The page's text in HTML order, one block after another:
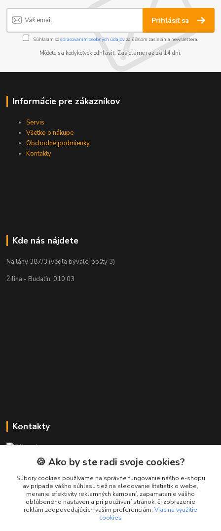
Prihlásiť sa
Súhlasím sospracovaním osobných údajov za účelom zasielania newslettera.
Môžete sa kedykoľvek odhlásiť. Zasielame raz za 14 dní.
Informácie pre zákazníkov
Servis
Všetko o nákupe
Obchodné podmienky
Kontakty
Kde nás nájdete
Na lány 387/3 (vedľa bývalej pošty 3)
Žilina - Budatín, 010 03
Kontakty
+421 911 010 560
Po-Pia, 13-17 hod.
info@presmartfon.sk
🍪 Ako by ste radi svoje cookies?
Súbory cookies používame na správne fungovanie nášho e-shopu
av prípade vášho súhlasu tiež na sledovanie štatistík o webe,
meranie efektivity reklamných kampaní, zapamätanie vášho
obľúbeného nastavenia pri používaní stránok, či zobrazenie
reklám zodpovedajúcich vašim preferenciám. Viac na využitie
cookies